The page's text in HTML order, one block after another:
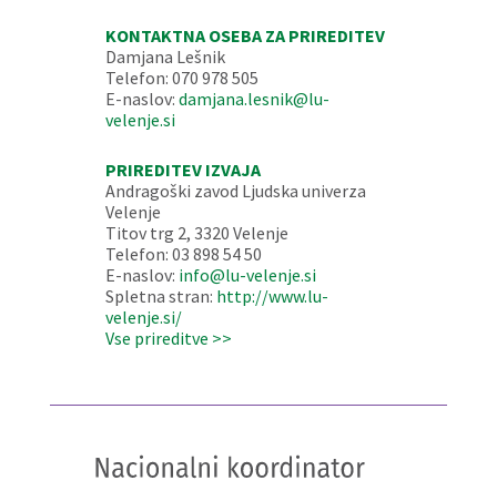
KONTAKTNA OSEBA ZA PRIREDITEV
Damjana Lešnik
Telefon: 070 978 505
E-naslov: damjana.lesnik@lu-
velenje.si
PRIREDITEV IZVAJA
Andragoški zavod Ljudska univerza
Velenje
Titov trg 2, 3320 Velenje
Telefon: 03 898 54 50
E-naslov: info@lu-velenje.si
Spletna stran: http://www.lu-
velenje.si/
Vse prireditve >>